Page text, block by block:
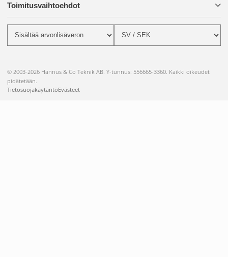
Toimitusvaihtoehdot
© 2003-2026 Hannus & Co Teknik AB. Y-tunnus: 556665-3360. Kaikki oikeudet
pidätetään.
TietosuojakäytäntöEvästeet